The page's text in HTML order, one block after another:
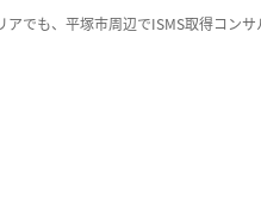
アでも、平塚市周辺でISMS取得コンサ